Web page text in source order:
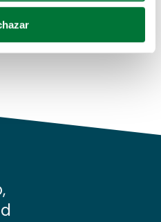
específicas (huellas
cómo se procesan sus
haga del sitio web con
publicidad y análisis